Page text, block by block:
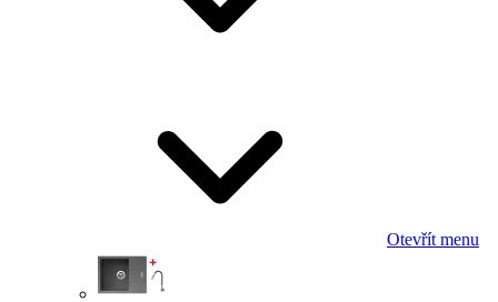
Otevřít menu